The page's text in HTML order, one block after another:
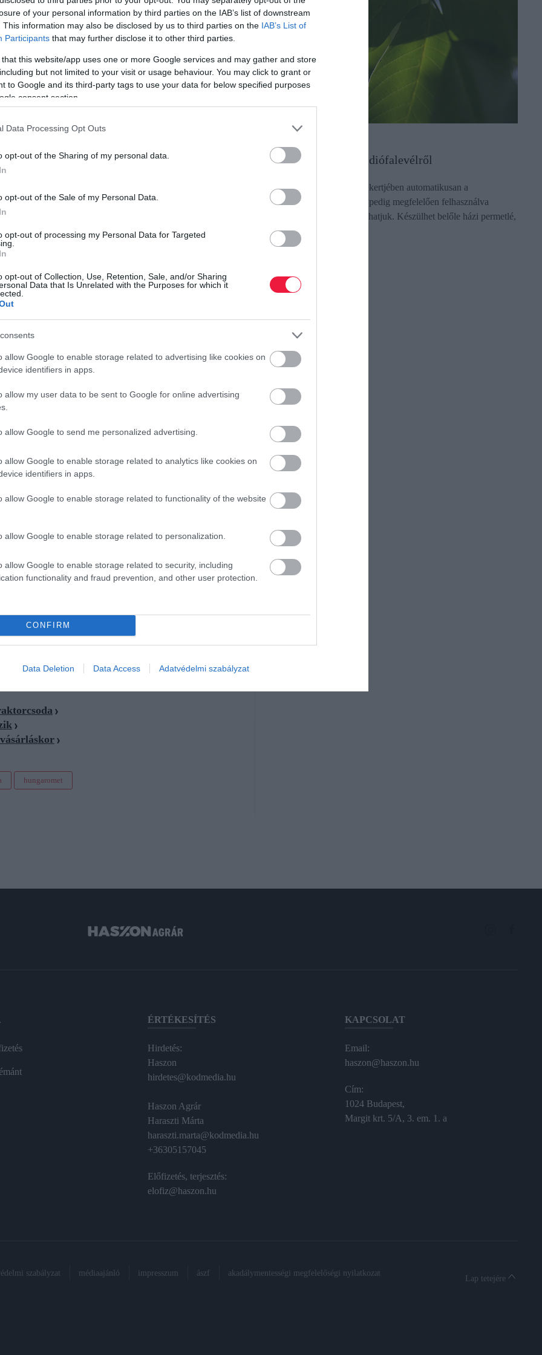
of your personal information by third parties on the IAB’s list of downstream
This information may also be disclosed by us to third parties on the IAB’s List of
Participants that may further disclose it to other third parties.
that this website/app uses one or more Google services and may gather and store
but not limited to your visit or usage behaviour. You may click to grant or
to Google and its third-party tags to use your data for below specified purposes
consent section.
Data Processing Opt Outs
opt-out of the Sharing of my personal data.
opt-out of the Sale of my Personal Data.
opt-out of processing my Personal Data for Targeted
opt-out of Collection, Use, Retention, Sale, and/or Sharing
Data that Is Unrelated with the Purposes for which it
allow Google to enable storage related to advertising like cookies on
identifiers in apps.
allow my user data to be sent to Google for online advertising
allow Google to send me personalized advertising.
allow Google to enable storage related to analytics like cookies on
identifiers in apps.
allow Google to enable storage related to functionality of the website
allow Google to enable storage related to personalization.
allow Google to enable storage related to security, including
functionality and fraud prevention, and other user protection.
CONFIRM
Data Deletion Data Access Adatvédelmi szabályzat
forrásként a Google Keresőben!
levegő áramlik majd fölénk a következő 6-8 nap során.
körzetekben várható 10 mm-t meghaladó csapadék. Így
szél gyakran lesz élénk, napközben többfelé erős. A
többnyire 25 és 30 fok között alakul majd. Napközben
40%, sokfelé 30% alá csökken -
keresik a gazdák 2 millió alatt
a hidegfront érkeztéig napról napra egyre többfelé
a Dunántúl nyugati részén és északkeleten fordult elő,
nap csapadékösszege szinte az egész országban
van többlet. A 90 napos összeg pedig 40-120 mm-
hét végére, nedvességtartalma a növények számára
elmúlt 2-3 nap csapadéka csak kisebb körzetekben
rétegből már csaknem országszerte 100 mm-t
augusztus közepén-végén szokott elfogyni a nedvesség
megdőlt az országos abszolút maximum-hőmérsékleti
hőmérséklet 42,0 Celsius fok, mely Szécsényben
száraz idő a száradást segítette, az átmeneti csapadék a
rontja.
a kultúrának is már csökken a zöldessége, a zöld
az ország egyes részein rosszabb, mint a 2022-es
vagy nagyfokú mezőgazdasági aszály van. Jelentős
hungaromet
Megdőlt egy tévhit a diófalevélről
A lehullott diólevél sokunk kertjében automatikusan a
zöldhulladékok közt végzi, pedig megfelelően felhasználva
többféleképpen is hasznosíthatjuk. Készülhet belőle házi permetlé,
komposztalapanyag…
rectangle
ÉRTÉKESÍTÉS
Hirdetés:
Haszon
hirdetes@kodmedia.hu
Haszon Agrár
Haraszti Márta
haraszti.marta@kodmedia.hu
+36305157045
Előfizetés, terjesztés:
elofiz@haszon.hu
KAPCSOLAT
Email:
haszon@haszon.hu
Cím:
1024 Budapest,
Margit krt. 5/A, 3. em. 1. a
szabályzat médiaajánló impresszum ászf akadálymentességi megfelelőségi nyilatkozat
Lap tetejére